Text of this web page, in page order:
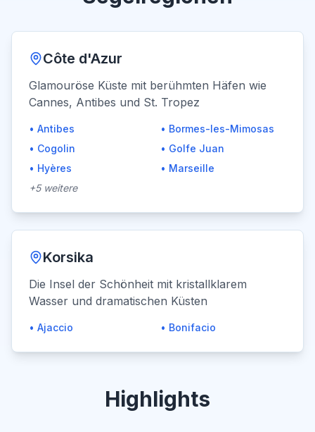
Côte d'Azur
Glamouröse Küste mit berühmten Häfen wie
Cannes, Antibes und St. Tropez
• Antibes • Bormes-les-Mimosas
• Cogolin • Golfe Juan
• Hyères • Marseille
+5weitere
Korsika
Die Insel der Schönheit mit kristallklarem
Wasser und dramatischen Küsten
• Ajaccio • Bonifacio
Highlights